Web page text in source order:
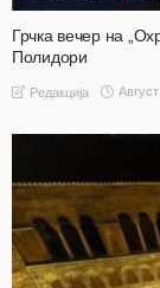
Грчка вечер на
Полидори
Редакција